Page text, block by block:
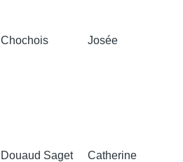
Chochois Josée
Douaud Saget Catherine